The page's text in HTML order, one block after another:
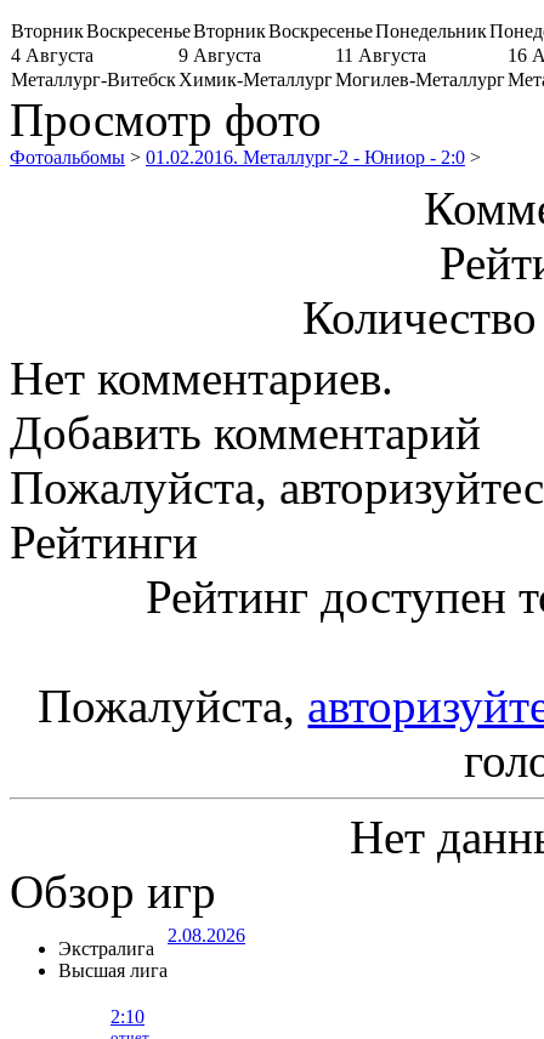
ВторникВоскресеньеВторникВоскресеньеПонедельник
4 Августа
9 Августа 11 Августа
16
Металлург-ВитебскХимик-МеталлургМогилев-Металлург
Просмотр фото
Фотоальбомы > 01.02.2016. Металлург-2 - Юниор - 2:0 >
Нет комментариев.
Добавить комментарий
Пожалуйста,
Рейтинги
Рейтинг доступен
Пожалуйста,
Нет
Обзор игр
Экстралига
Высшая лига
2.08.2026
2:10